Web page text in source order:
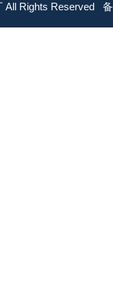
All Rights Reserved